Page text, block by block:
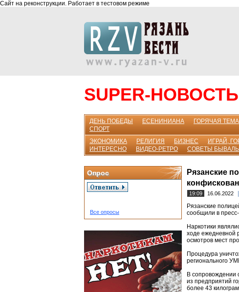
Сайт на реконструкции. Работает в тестовом режиме
SUPER-
ДЕНЬ ПОБЕДЫ ЕСЕНИНИАНА ГОРЯЧАЯ ТЕМА
СПОРТ
ЭКОНОМИКА
РЕЛИГИЯ БИЗНЕС ИГРАЙ,
ИНТЕРЕСНО
ВИДЕО-РЕТРО СОВЕТЫ
Опрос
Все опросы
Рязанские
19:09 16.06.2022
Рязанские
сообщили в
Наркотики
ходе ежедневной
осмотров мест
Процедура
регионального
В сопровождении
из предприятий
более 43